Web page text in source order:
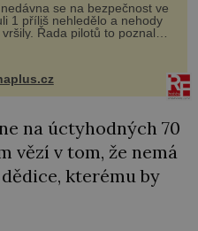
se na bezpečnost ve
1 příliš nehledělo a nehody
Řada pilotů to poznala
kůži, často s trvalými
nebo bohužel i ztrátou
Dnes nepochopiteln...
na úctyhodných 70
vězí v tom, že nemá
kterému by